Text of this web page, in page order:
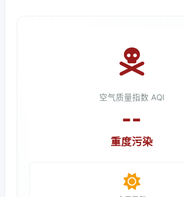
空气质量指数 AQI
--
重度污染